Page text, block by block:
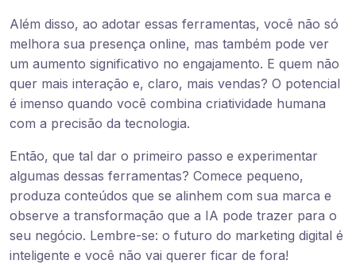
Além disso, ao adotar essas ferramentas, você não só
melhora sua presença online, mas também pode ver
um aumento significativo no engajamento. E quem não
quer mais interação e, claro, mais vendas? O potencial
é imenso quando você combina criatividade humana
com a precisão da tecnologia.
Então, que tal dar o primeiro passo e experimentar
algumas dessas ferramentas? Comece pequeno,
produza conteúdos que se alinhem com sua marca e
observe a transformação que a IA pode trazer para o
seu negócio. Lembre-se: o futuro do marketing digital é
inteligente e você não vai querer ficar de fora!